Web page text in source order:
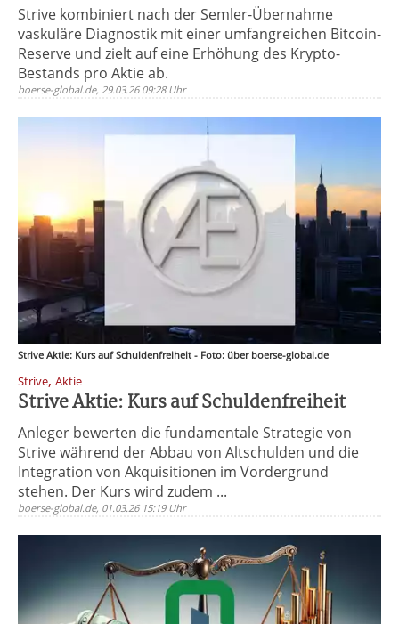
Strive kombiniert nach der Semler-Übernahme
vaskuläre Diagnostik mit einer umfangreichen Bitcoin-
Reserve und zielt auf eine Erhöhung des Krypto-
Bestands pro Aktie ab.
boerse-global.de, 29.03.26 09:28 Uhr
Strive Aktie: Kurs auf Schuldenfreiheit - Foto: über boerse-global.de
Strive, Aktie
Strive Aktie: Kurs auf Schuldenfreiheit
Anleger bewerten die fundamentale Strategie von
Strive während der Abbau von Altschulden und die
Integration von Akquisitionen im Vordergrund
stehen. Der Kurs wird zudem ...
boerse-global.de, 01.03.26 15:19 Uhr